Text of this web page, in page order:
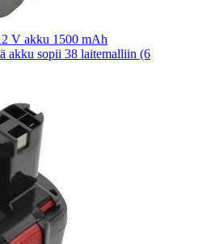
V akku 1500 mAh
akku sopii 38 laitemalliin (6